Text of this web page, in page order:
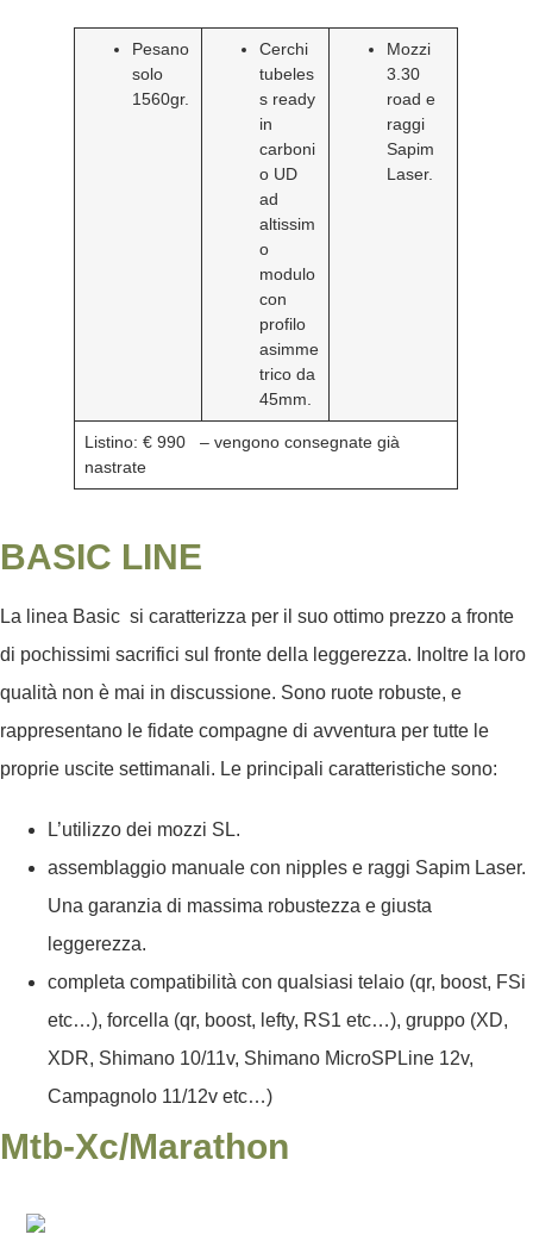
Pesano
solo
1560gr.
Cerchi
tubeles
s ready
in
carboni
o UD
ad
altissim
o
modulo
con
profilo
asimme
trico da
45mm.
Mozzi
3.30
road e
raggi
Sapim
Laser.
Listino: € 990– vengono consegnate già
nastrate
BASIC LINE
La linea Basic si caratterizza per il suo ottimo prezzo a fronte
di pochissimi sacrifici sul fronte della leggerezza. Inoltre la loro
qualità non è mai in discussione. Sono ruote robuste, e
rappresentano le fidate compagne di avventura per tutte le
proprie uscite settimanali. Le principali caratteristiche sono:
L’utilizzo dei mozzi SL.
assemblaggio manuale con nipples e raggi Sapim Laser.
Una garanzia di massima robustezza e giusta
leggerezza.
completa compatibilità con qualsiasi telaio (qr, boost, FSi
etc…), forcella (qr, boost, lefty, RS1 etc…), gruppo (XD,
XDR, Shimano 10/11v, Shimano MicroSPLine 12v,
Campagnolo 11/12v etc…)
Mtb-Xc/marathon